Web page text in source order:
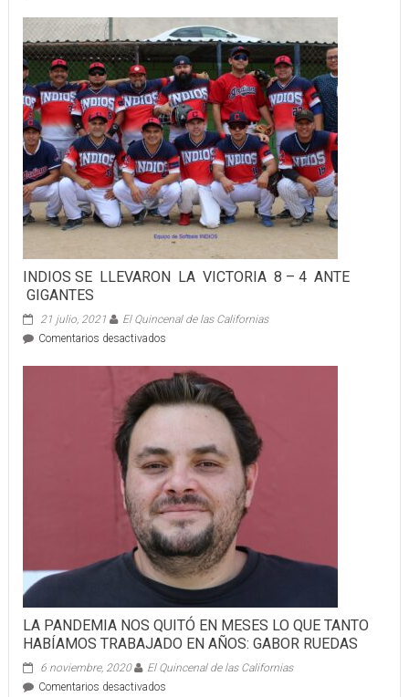
“General
Salvador
Alvarado”,
referente
deportivo
tras
su
remodelación
INDIOS SE LLEVARON LA VICTORIA 8 – 4 ANTE
GIGANTES
21 julio, 2021
El Quincenal de las Californias
Comentarios desactivadosen
SE
LLEVARON
LA
VICTORIA
–
4
ANTE
GIGANTES
LA PANDEMIA NOS QUITÓ EN MESES LO QUE TANTO
HABÍAMOS TRABAJADO EN AÑOS: GABOR RUEDAS
6 noviembre, 2020
El Quincenal de las Californias
Comentarios desactivadosen